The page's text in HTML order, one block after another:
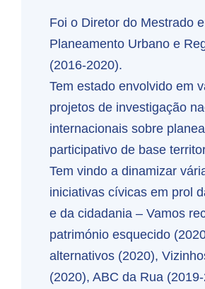
Foi o Diretor do Mestrado
Planeamento Urbano e
(2016-2020).
Tem estado envolvido em
projetos de investigação
internacionais sobre
participativo de base
Tem vindo a dinamizar
iniciativas cívicas em prol
e da cidadania – Vamos
património esquecido
alternativos (2020),
(2020), ABC da Rua